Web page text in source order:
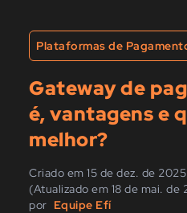
Plataformas de
Gateway de
é, vantagens e
melhor?
Criado em 15 de dez. de 2025
(Atualizado em 18 de mai. de
por Equipe Efí